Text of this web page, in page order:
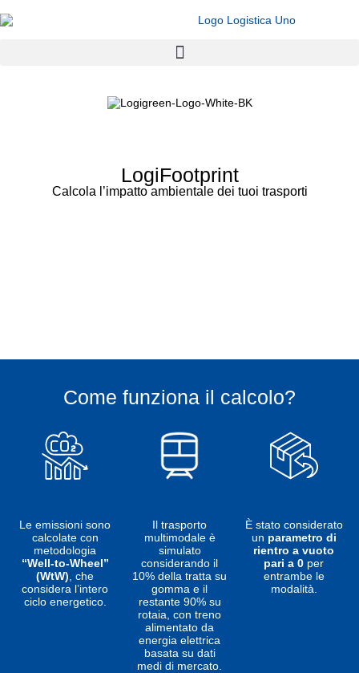
LogiFootprint
Calcola l’impatto ambientale dei tuoi trasporti
Come funziona il calcolo?
Le emissioni sono
calcolate con
metodologia
“Well-to-Wheel”
(WtW) , che
considera l’intero
ciclo energetico.
Il trasporto
multimodale è
simulato
considerando il
10% della tratta su
gomma e il
restante 90% su
rotaia, con treno
alimentato da
energia elettrica
basata su dati
medi di mercato.
È stato considerato
un parametro di
rientro a vuoto
pari a 0 per
entrambe le
modalità.